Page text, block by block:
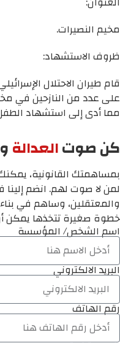
مخيم النصيرات.
ظروف الاستشهاد:
قام طيران الاحتلال
على عدد من النازحين في
مما أدى إلى استشهاد
كن صوتالعدالة
بمساهمتك القانونية،
لمن لا صوت لهم. انضم
والمعتقلين، وساهم في
خطوة صغيرة تتخذها يمكن
اسم الشخص/ المؤسسة
البريد الالكتروني
رقم الهاتف